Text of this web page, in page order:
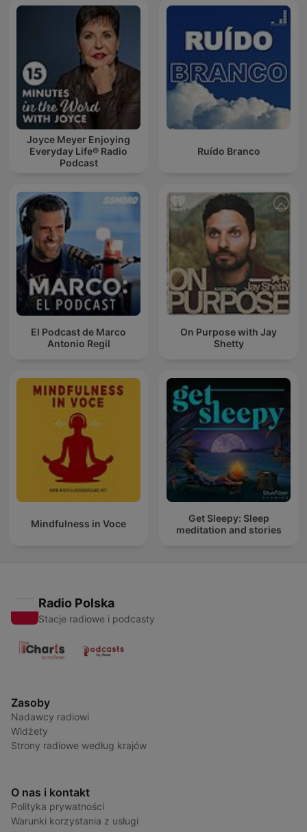
Joyce Meyer Enjoying
Everyday Life® Radio
Podcast
Ruído Branco
El Podcast de Marco
Antonio Regil
On Purpose with Jay
Shetty
Mindfulness in Voce
Get Sleepy: Sleep
meditation and stories
Radio Polska
Stacje radiowe i podcasty
Zasoby
Nadawcy radiowi
Widżety
Strony radiowe według krajów
O nas i kontakt
Polityka prywatności
Warunki korzystania z usługi